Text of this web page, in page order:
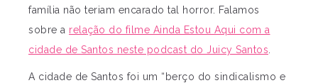
família não teriam encarado tal horror. Falamos
sobre a relação do filme Ainda Estou Aqui com a
cidade de Santos neste podcast do Juicy Santos
A cidade de Santos foi um “berço do sindicalismo e